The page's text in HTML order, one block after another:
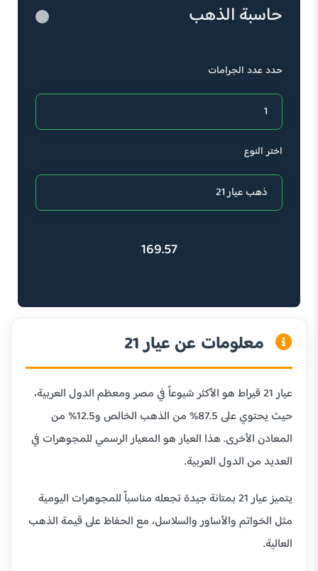
حاسبة الذهب
حدد عدد الجرامات
اختر النوع
169.57
معلومات عن عيار 21
عيار 21 قيراط هو الأكثر شيوعاً في مصر ومعظم الدول العربية،
حيث يحتوي على 87.5% من الذهب الخالص و12.5% من
المعادن الأخرى. هذا العيار هو المعيار الرسمي للمجوهرات في
العديد من الدول العربية.
يتميز عيار 21 بمتانة جيدة تجعله مناسباً للمجوهرات اليومية
مثل الخواتم والأساور والسلاسل، مع الحفاظ على قيمة الذهب
العالية.